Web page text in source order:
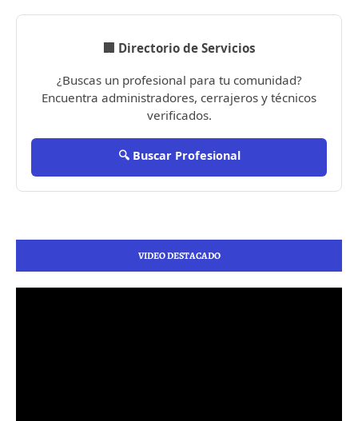
🏢 Directorio de Servicios
¿Buscas un profesional para tu comunidad?
Encuentra administradores, cerrajeros y técnicos
verificados.
🔍 Buscar Profesional
VIDEO DESTACADO